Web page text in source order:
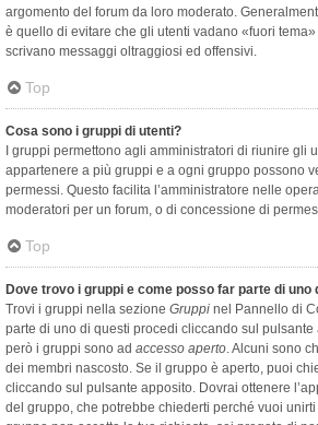
argomento del forum da loro moderato.
è quello di evitare che gli utenti vadano «fuori
scrivano messaggi oltraggiosi ed offensivi.
Top
Cosa sono i gruppi di utenti?
I gruppi permettono agli amministratori di riunire gli
appartenere a più gruppi e a ogni gruppo possono
permessi. Questo facilita l’amministratore nelle
moderatori per un forum, o di concessione di
Top
Dove trovo i gruppi e come posso far parte di uno
Trovi i gruppi nella sezione Gruppi nel Pannello di
parte di uno di questi procedi cliccando sul
però i gruppi sono ad accesso aperto. Alcuni sono
dei membri nascosto. Se il gruppo è aperto, puoi
cliccando sul pulsante apposito. Dovrai ottenere
del gruppo, che potrebbe chiederti perché vuoi